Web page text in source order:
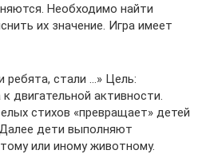
Необходимо найти
их значение. Игра имеет
ребята, стали …» Цель:
двигательной активности.
стихов «превращает» детей
дети выполняют
или иному животному.